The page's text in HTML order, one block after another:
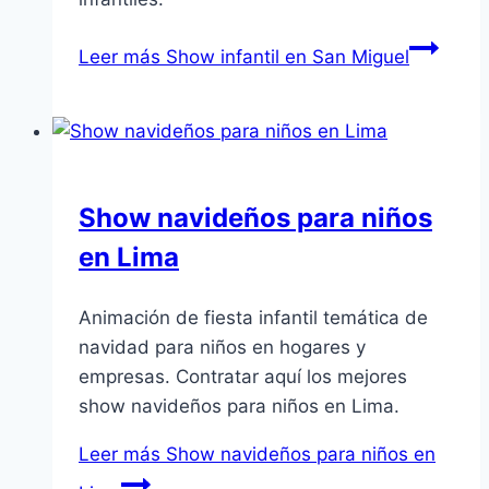
Leer más Show infantil en San Miguel
Show navideños para niños
en Lima
Animación de fiesta infantil temática de
navidad para niños en hogares y
empresas. Contratar aquí los mejores
show navideños para niños en Lima.
Leer más Show navideños para niños en